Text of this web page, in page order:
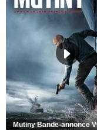
Mutiny Bande-annonce